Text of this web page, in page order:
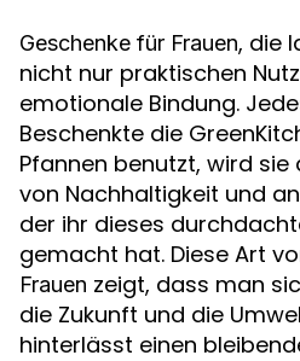
Geschenke für Frauen, die
nicht nur praktischen
emotionale Bindung.
Beschenkte die
Pfannen benutzt, wird sie
von Nachhaltigkeit und
der ihr dieses
gemacht hat. Diese Art
Frauen zeigt, dass man
die Zukunft und die
hinterlässt einen